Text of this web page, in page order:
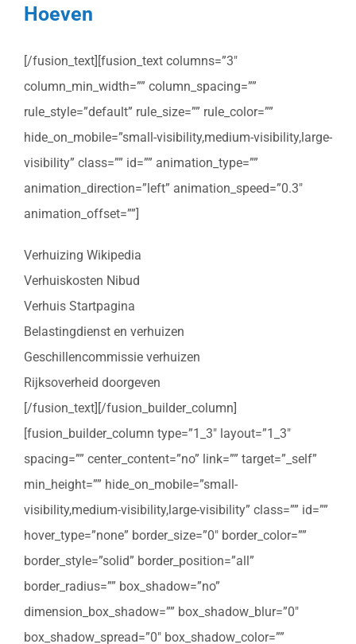
Hoeven
[/fusion_text][fusion_text columns=”3″
column_min_width=”” column_spacing=””
rule_style=”default” rule_size=”” rule_color=””
hide_on_mobile=”small-visibility,medium-visibility,large-
visibility” class=”” id=”” animation_type=””
animation_direction=”left” animation_speed=”0.3″
animation_offset=””]
Verhuizing Wikipedia
Verhuiskosten Nibud
Verhuis Startpagina
Belastingdienst en verhuizen
Geschillencommissie verhuizen
Rijksoverheid doorgeven
[/fusion_text][/fusion_builder_column]
[fusion_builder_column type=”1_3″ layout=”1_3″
spacing=”” center_content=”no” link=”” target=”_self”
min_height=”” hide_on_mobile=”small-
visibility,medium-visibility,large-visibility” class=”” id=””
hover_type=”none” border_size=”0″ border_color=””
border_style=”solid” border_position=”all”
border_radius=”” box_shadow=”no”
dimension_box_shadow=”” box_shadow_blur=”0″
box_shadow_spread=”0″ box_shadow_color=””